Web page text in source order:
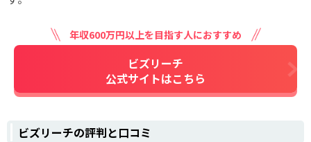
年収600万円以上を目指す人におすすめ
ビズリーチ
公式サイトはこちら
ビズリーチの評判と口コミ